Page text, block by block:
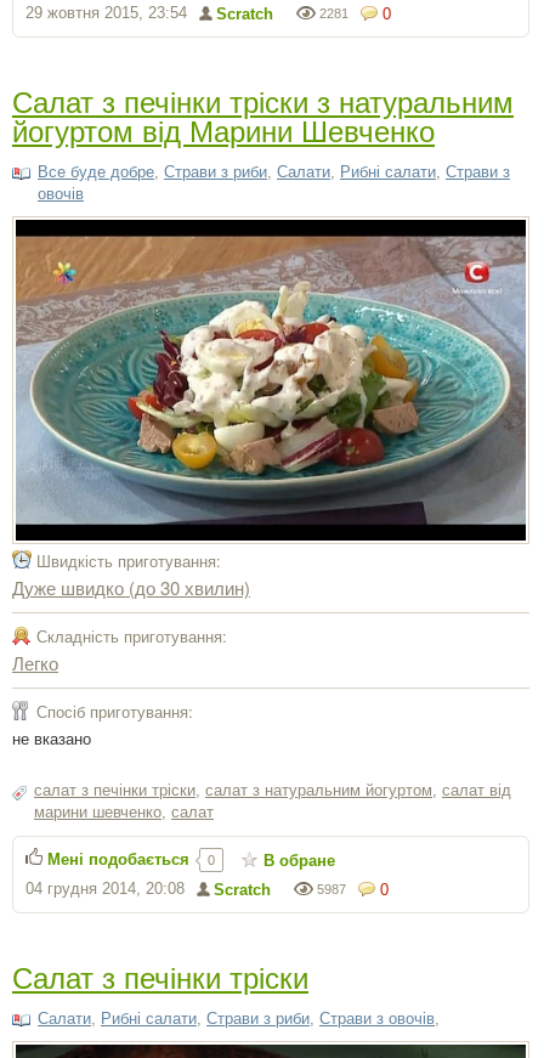
0
2281
Scratch
29 жовтня 2015, 23:54
Салат з печінки тріски з натуральним
йогуртом від Марини Шевченко
Все буде добре Страви з риби Салати Рибні салати Страви з
овочів
Швидкість приготування:
Дуже швидко (до 30 хвилин)
Складність приготування:
Легко
Спосіб приготування:
не вказано
салат з печінки тріски, салат з натуральним йогуртом, салат від
марини шевченко, салат
0
5987
Scratch
04 грудня 2014, 20:08
Мені подобається 0 В обране
Салат з печінки тріски
Салати, Рибні салати, Страви з риби, Страви з овочів,